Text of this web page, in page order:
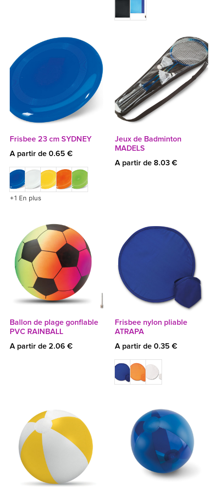
Frisbee 23 cm SYDNEY
A partir de 0.65 €
+1 En plus
Jeux de Badminton
MADELS
A partir de 8.03 €
Ballon de plage gonflable
PVC RAINBALL
A partir de 2.06 €
Frisbee nylon pliable
ATRAPA
A partir de 0.35 €